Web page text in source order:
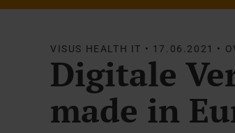
VISUS HEALTH IT • 17.06.2021 •
Digitale
made in